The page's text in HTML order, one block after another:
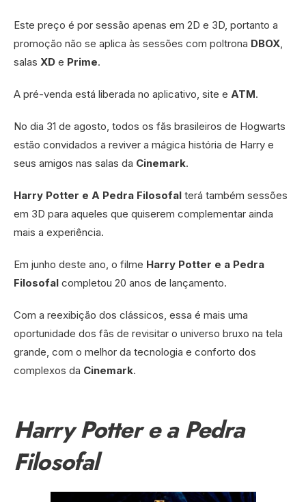
Este preço é por sessão apenas em 2D e 3D, portanto a
promoção não se aplica às sessões com poltrona DBOX
salas XD e Prime.
A pré-venda está liberada no aplicativo, site e ATM.
No dia 31 de agosto, todos os fãs brasileiros de Hogwarts
estão convidados a reviver a mágica história de Harry e
seus amigos nas salas da Cinemark.
Harry Potter e A Pedra Filosofal terá também sessões
em 3D para aqueles que quiserem complementar ainda
mais a experiência.
Em junho deste ano, o filme Harry Potter e a Pedra
Filosofal completou 20 anos de lançamento.
Com a reexibição dos clássicos, essa é mais uma
oportunidade dos fãs de revisitar o universo bruxo na tela
grande, com o melhor da tecnologia e conforto dos
complexos da Cinemark.
Harry Potter e a Pedra
Filosofal